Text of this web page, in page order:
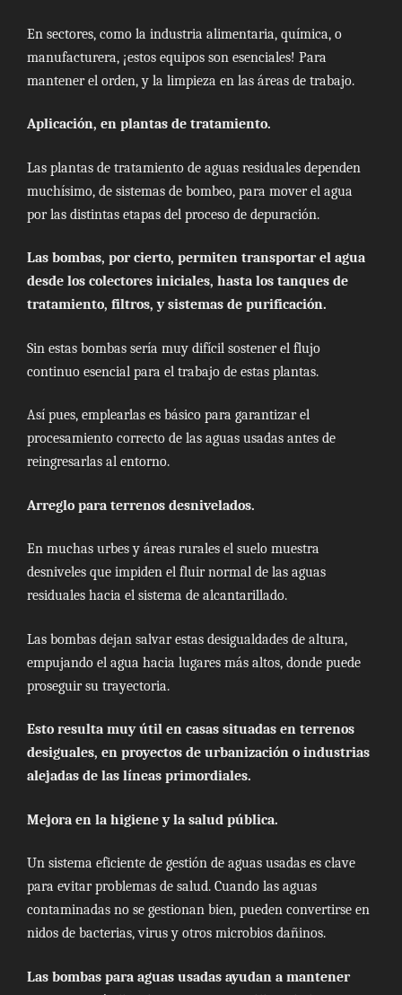
En sectores, como la industria alimentaria, química, o
manufacturera, ¡estos equipos son esenciales! Para
mantener el orden, y la limpieza en las áreas de trabajo.
Aplicación, en plantas de tratamiento.
Las plantas de tratamiento de aguas residuales dependen
muchísimo, de sistemas de bombeo, para mover el agua
por las distintas etapas del proceso de depuración.
Las bombas, por cierto, permiten transportar el agua
desde los colectores iniciales, hasta los tanques de
tratamiento, filtros, y sistemas de purificación.
Sin estas bombas sería muy difícil sostener el flujo
continuo esencial para el trabajo de estas plantas.
Así pues, emplearlas es básico para garantizar el
procesamiento correcto de las aguas usadas antes de
reingresarlas al entorno.
Arreglo para terrenos desnivelados.
En muchas urbes y áreas rurales el suelo muestra
desniveles que impiden el fluir normal de las aguas
residuales hacia el sistema de alcantarillado.
Las bombas dejan salvar estas desigualdades de altura,
empujando el agua hacia lugares más altos, donde puede
proseguir su trayectoria.
Esto resulta muy útil en casas situadas en terrenos
desiguales, en proyectos de urbanización o industrias
alejadas de las líneas primordiales.
Mejora en la higiene y la salud pública.
Un sistema eficiente de gestión de aguas usadas es clave
para evitar problemas de salud. Cuando las aguas
contaminadas no se gestionan bien, pueden convertirse en
nidos de bacterias, virus y otros microbios dañinos.
Las bombas para aguas usadas ayudan a mantener